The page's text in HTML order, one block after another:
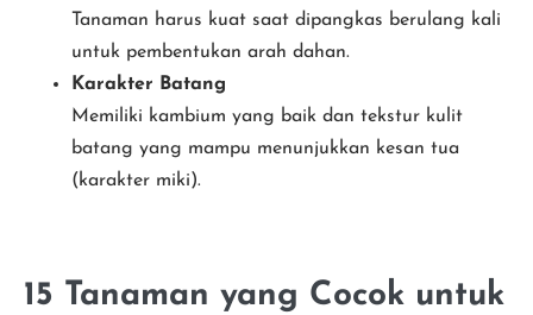
Tanaman harus kuat saat dipangkas berulang kali
untuk pembentukan arah dahan.
Karakter Batang
Memiliki kambium yang baik dan tekstur kulit
batang yang mampu menunjukkan kesan tua
(karakter miki).
15 Tanaman yang Cocok untuk